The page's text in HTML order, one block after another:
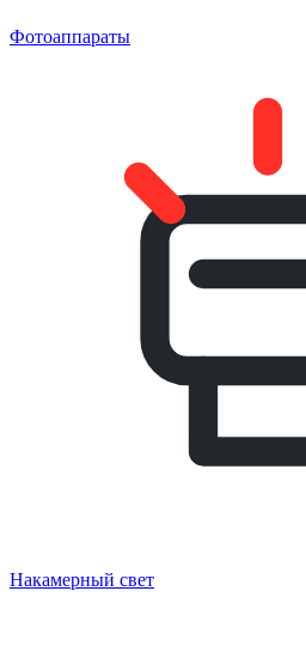
Фотоаппараты
Накамерный свет